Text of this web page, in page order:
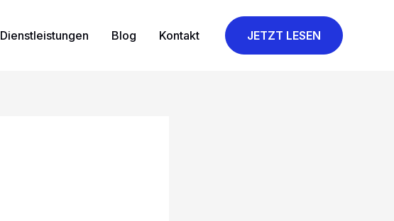
Dienstleistungen Blog Kontakt JETZT LESEN